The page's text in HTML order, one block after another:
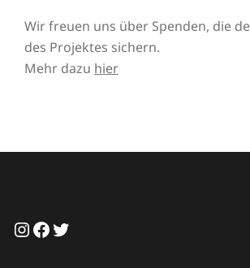
Wir freuen uns über Spenden, die
des Projektes sichern.
Mehr dazu hier
Instagram
Facebook
Twitter